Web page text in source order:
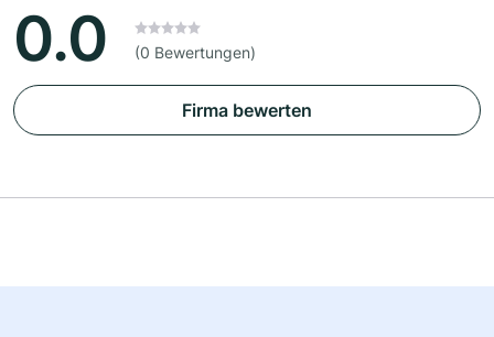
0.0 (0 Bewertungen)
Firma bewerten